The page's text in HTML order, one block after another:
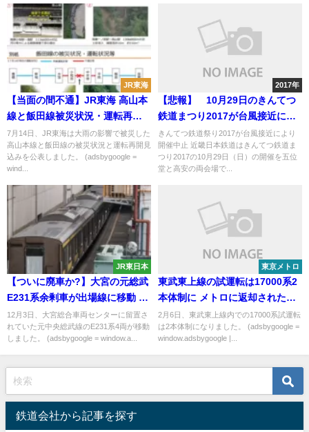
JR東海
【当面の間不通】JR東海 高山本
線と飯田線被災状況・運転再開
見込み
7月14日、JR東海は大雨の影響で被災した
高山本線と飯田線の被災状況と運転再開見
込みを公表しました。 (adsbygoogle =
wind...
2017年
【悲報】 10月29日のきんてつ
鉄道まつり2017が台風接近によ
り開催中止
きんてつ鉄道祭り2017が台風接近により
開催中止 近畿日本鉄道はきんてつ鉄道ま
つり2017の10月29日（日）の開催を五位
堂と高安の両会場で...
JR東日本
【ついに廃車か?】大宮の元総武
E231系余剰車が出場線に移動 試
作車や6ドア車も含め4両が留置
されていた
12月3日、大宮総合車両センターに留置さ
れていた元中央総武線のE231系4両が移動
しました。 (adsbygoogle = window.a...
東京メトロ
東武東上線の試運転は17000系2
本体制に メトロに返却されたは
ずの17102Fが助っ人に
2月6日、東武東上線内での17000系試運転
は2本体制になりました。 (adsbygoogle =
window.adsbygoogle |...
鉄道会社から記事を探す